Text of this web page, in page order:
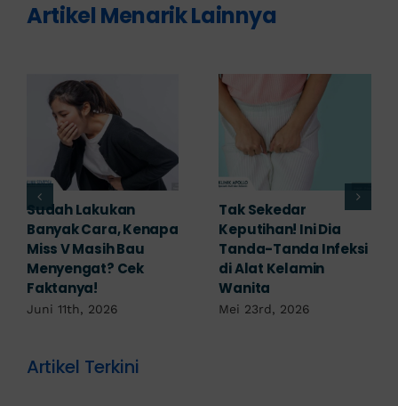
Artikel Menarik Lainnya
Sudah Lakukan
Banyak Cara, Kenapa
Miss V Masih Bau
Menyengat? Cek
Faktanya!
Juni 11th, 2026
Tak Sekedar
Keputihan! Ini Dia
Tanda-Tanda Infeksi
di Alat Kelamin
Wanita
Mei 23rd, 2026
Artikel Terkini